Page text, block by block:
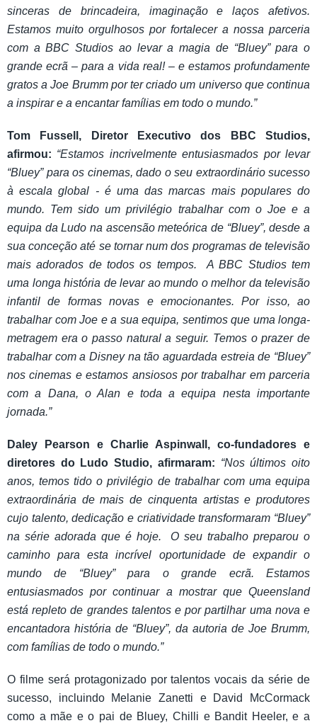
sinceras de brincadeira, imaginação e laços afetivos.
Estamos muito orgulhosos por fortalecer a nossa parceria
com a BBC Studios ao levar a magia de “Bluey” para o
grande ecrã – para a vida real! – e estamos profundamente
gratos a Joe Brumm por ter criado um universo que continua
a inspirar e a encantar famílias em todo o mundo.”
Tom Fussell, Diretor Executivo dos BBC Studios,
afirmou: “Estamos incrivelmente entusiasmados por levar
“Bluey” para os cinemas, dado o seu extraordinário sucesso
à escala global - é uma das marcas mais populares do
mundo. Tem sido um privilégio trabalhar com o Joe e a
equipa da Ludo na ascensão meteórica de “Bluey”, desde a
sua conceção até se tornar num dos programas de televisão
mais adorados de todos os tempos. A BBC Studios tem
uma longa história de levar ao mundo o melhor da televisão
infantil de formas novas e emocionantes. Por isso, ao
trabalhar com Joe e a sua equipa, sentimos que uma longa-
metragem era o passo natural a seguir. Temos o prazer de
trabalhar com a Disney na tão aguardada estreia de “Bluey”
nos cinemas e estamos ansiosos por trabalhar em parceria
com a Dana, o Alan e toda a equipa nesta importante
jornada.”
Daley Pearson e Charlie Aspinwall, co-fundadores e
diretores do Ludo Studio, afirmaram: “Nos últimos oito
anos, temos tido o privilégio de trabalhar com uma equipa
extraordinária de mais de cinquenta artistas e produtores
cujo talento, dedicação e criatividade transformaram “Bluey”
na série adorada que é hoje. O seu trabalho preparou o
caminho para esta incrível oportunidade de expandir o
mundo de “Bluey” para o grande ecrã. Estamos
entusiasmados por continuar a mostrar que Queensland
está repleto de grandes talentos e por partilhar uma nova e
encantadora história de “Bluey”, da autoria de Joe Brumm,
com famílias de todo o mundo.”
O filme será protagonizado por talentos vocais da série de
sucesso, incluindo Melanie Zanetti e David McCormack
como a mãe e o pai de Bluey, Chilli e Bandit Heeler, e a